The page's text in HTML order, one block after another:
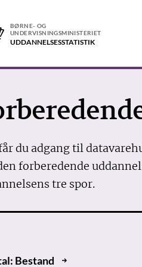
BØRNE- OG
UNDERVISNINGSMINISTERIET
UDDANNELSES­STATISTIK
du adgang til
forberedende
tre spor.
Bestand